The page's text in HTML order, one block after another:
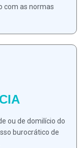
com as normas
ou de domilício do
burocrático de